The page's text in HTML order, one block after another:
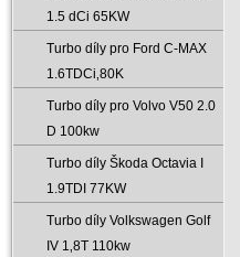
1.5 dCi 65KW
Turbo díly pro Ford C-MAX
1.6TDCi‚80K
Turbo díly pro Volvo V50 2.0
D 100kw
Turbo díly Škoda Octavia I
1.9TDI 77KW
Turbo díly Volkswagen Golf
IV 1‚8T 110kw